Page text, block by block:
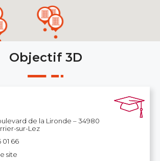
Objectif 3D
de la Lironde – 34980
sur-Lez
01 66
site